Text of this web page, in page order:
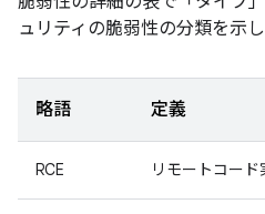
ュリティの脆弱性の分類を示し
略語 定義
RCE リモートコード